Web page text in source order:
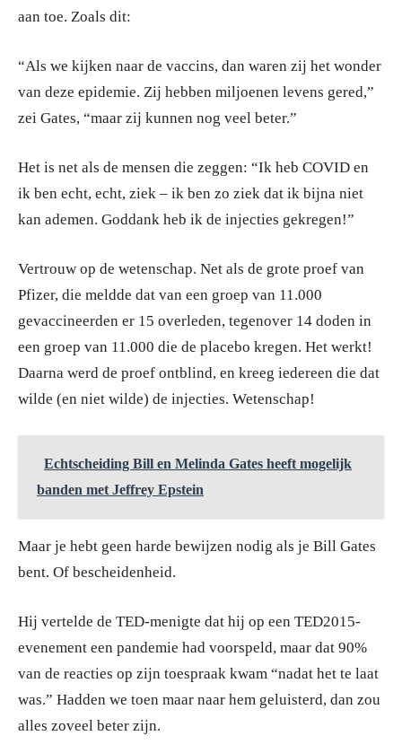
aan toe. Zoals dit:
“Als we kijken naar de vaccins, dan waren zij het wonder
van deze epidemie. Zij hebben miljoenen levens gered,”
zei Gates, “maar zij kunnen nog veel beter.”
Het is net als de mensen die zeggen: “Ik heb COVID en
ik ben echt, echt, ziek – ik ben zo ziek dat ik bijna niet
kan ademen. Goddank heb ik de injecties gekregen!”
Vertrouw op de wetenschap. Net als de grote proef van
Pfizer, die meldde dat van een groep van 11.000
gevaccineerden er 15 overleden, tegenover 14 doden in
een groep van 11.000 die de placebo kregen. Het werkt!
Daarna werd de proef ontblind, en kreeg iedereen die dat
wilde (en niet wilde) de injecties. Wetenschap!
Echtscheiding Bill en Melinda Gates heeft mogelijk
banden met Jeffrey Epstein
Maar je hebt geen harde bewijzen nodig als je Bill Gates
bent. Of bescheidenheid.
Hij vertelde de TED-menigte dat hij op een TED2015-
evenement een pandemie had voorspeld, maar dat 90%
van de reacties op zijn toespraak kwam “nadat het te laat
was.” Hadden we toen maar naar hem geluisterd, dan zou
alles zoveel beter zijn.